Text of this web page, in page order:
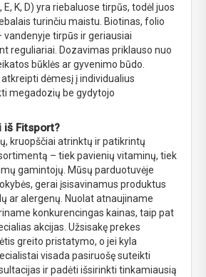
E, K, D) yra riebaluose tirpūs, todėl juos
turinčiu maistu. Biotinas, folio
vandenyje tirpūs ir geriausiai
reguliariai. Dozavimas priklauso nuo
būklės ar gyvenimo būdo.
dėmesį į individualius
megadozių be gydytojo
iš Fitsport?
kruopščiai atrinktų ir patikrintų
– tiek pavienių vitaminų, tiek
gamintojų. Mūsų parduotuvėje
gerai įsisavinamus produktus
ar alergenų. Nuolat atnaujiname
konkurencingas kainas, taip pat
akcijas. Užsisakę prekes
greito pristatymo, o jei kyla
visada pasiruošę suteikti
ir padėti išsirinkti tinkamiausią